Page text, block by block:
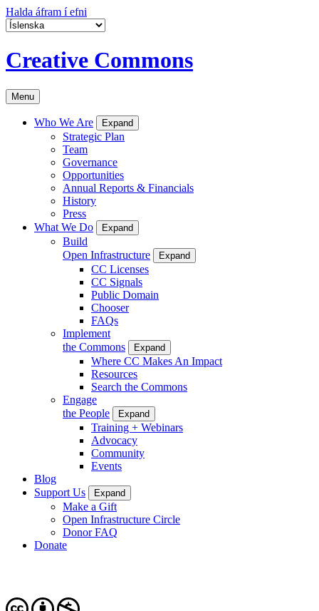
Halda áfram í efni
Creative Commons
Menu
Who We Are Expand
Strategic Plan
Team
Governance
Opportunities
Annual Reports & Financials
History
Press
What We Do
Expand
Build
Open Infrastructure
Expand
CC Licenses
CC Signals
Public Domain
Chooser
FAQs
Implement
the Commons
Expand
Where CC Makes An Impact
Resources
Search the Commons
Engage
the People
Expand
Training + Webinars
Advocacy
Community
Events
Blog
Support Us
Expand
Make a Gift
Open Infrastructure Circle
Donor FAQ
Donate